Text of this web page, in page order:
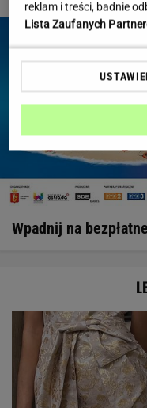
Wpadnij na
reklam i treści, badnie
Lista Zaufanych